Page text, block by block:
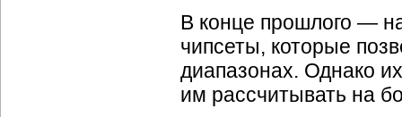
В конце прошлого —
чипсеты, которые
диапазонах. Однако
им рассчитывать на